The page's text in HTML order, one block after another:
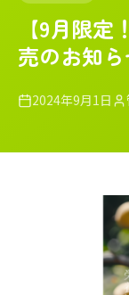
【9月限
売のお知ら
2024年9月1日